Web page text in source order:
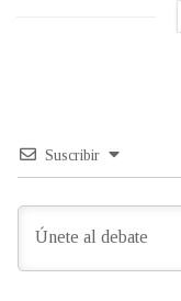
Suscribir